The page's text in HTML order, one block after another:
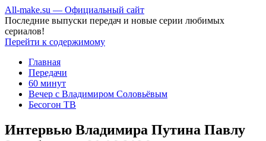
All-make.su — Официальный сайт
Последние выпуски передач и новые серии любимых
сериалов!
Перейти к содержимому
Главная
Передачи
60 минут
Вечер с Владимиром Соловьёвым
Бесогон ТВ
Интервью Владимира Путина Павлу